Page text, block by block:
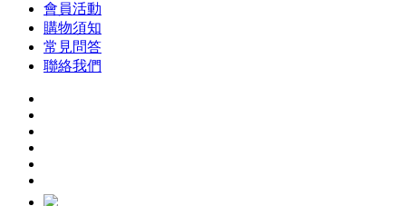
會員活動
購物須知
常見問答
聯絡我們